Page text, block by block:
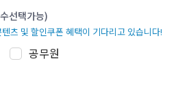
선택가능)
츠 및 할인쿠폰 혜택이 기다리고 있습니다!
공무원